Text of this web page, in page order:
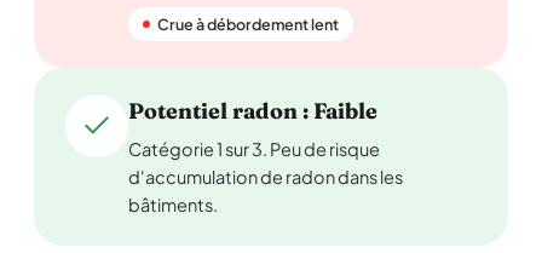
Crue à débordement lent
Potentiel radon : Faible
Catégorie 1 sur 3. Peu de risque
d'accumulation de radon dans les
bâtiments.